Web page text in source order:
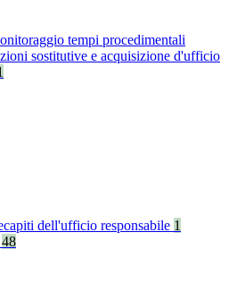
tempi procedimentali
sostitutive e acquisizione d'ufficio
dell'ufficio responsabile 1
48